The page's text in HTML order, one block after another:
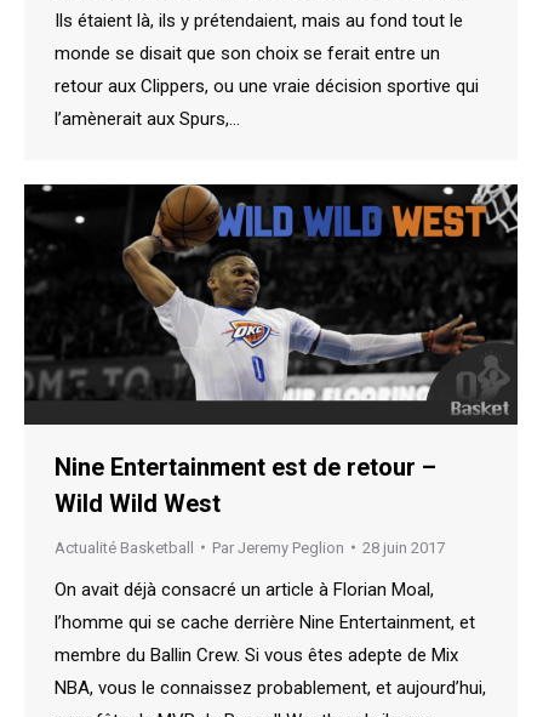
Ils étaient là, ils y prétendaient, mais au fond tout le
monde se disait que son choix se ferait entre un
retour aux Clippers, ou une vraie décision sportive qui
l’amènerait aux Spurs,…
Nine Entertainment est de retour –
Wild Wild West
Actualité Basketball Par Jeremy Peglion 28 juin 2017
On avait déjà consacré un article à Florian Moal,
l’homme qui se cache derrière Nine Entertainment, et
membre du Ballin Crew. Si vous êtes adepte de Mix
NBA, vous le connaissez probablement, et aujourd’hui,